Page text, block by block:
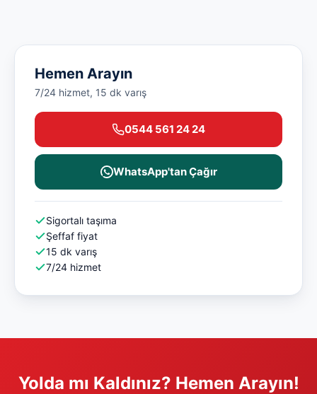
Hemen Arayın
7/24 hizmet, 15 dk varış
0544 561 24 24
WhatsApp'tan Çağır
Sigortalı taşıma
Şeffaf fiyat
15 dk varış
7/24 hizmet
Yolda mı Kaldınız? Hemen Arayın!